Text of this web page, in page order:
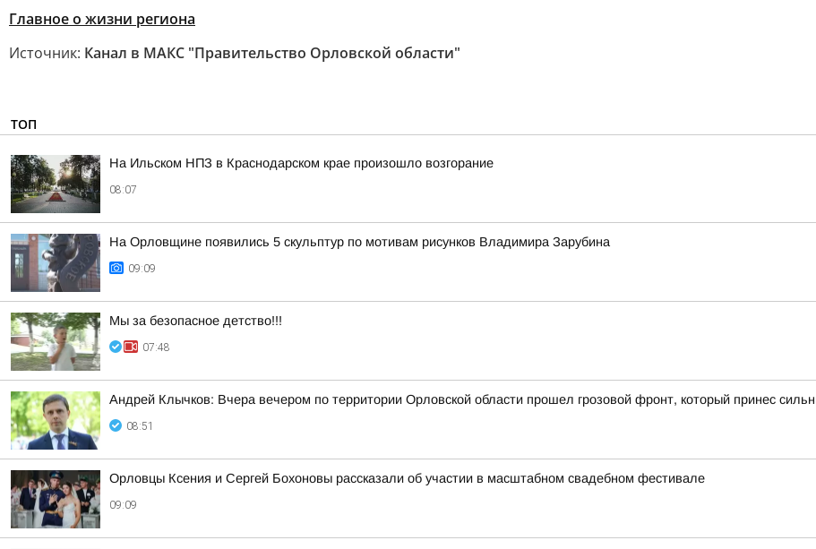
Главное о жизни региона
Источник: Канал в МАКС "Правительство Орловской области"
ТОП
На Ильском НПЗ в Краснодарском крае произошло возгорание
08:07
На Орловщине появились 5 скульптур по мотивам рисунков Владимира Зарубина
09:09
Мы за безопасное детство!!!
07:48
Андрей Клычков: Вчера вечером по территории Орловской области прошел грозовой фронт, который принес
08:51
Орловцы Ксения и Сергей Бохоновы рассказали об участии в масштабном свадебном фестивале
09:09